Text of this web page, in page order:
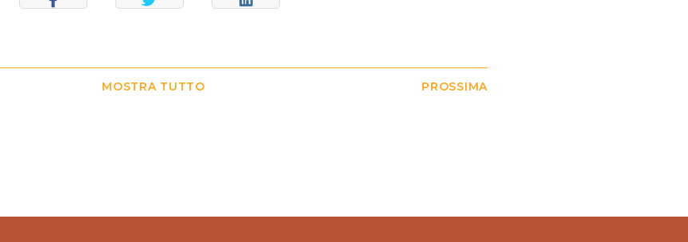
MOSTRA TUTTO PROSSIMA